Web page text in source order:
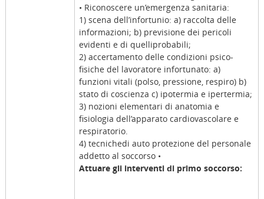
• Riconoscere un’emergenza sanitaria:
1) scena dell’infortunio: a) raccolta delle
informazioni; b) previsione dei pericoli
evidenti e di quelliprobabili;
2) accertamento delle condizioni psico-
fisiche del lavoratore infortunato: a)
funzioni vitali (polso, pressione, respiro) b)
stato di coscienza c) ipotermia e ipertermia;
3) nozioni elementari di anatomia e
fisiologia dell’apparato cardiovascolare e
respiratorio.
4) tecnichedi auto protezione del personale
addetto al soccorso •
Attuare gli interventi di primo soccorso: